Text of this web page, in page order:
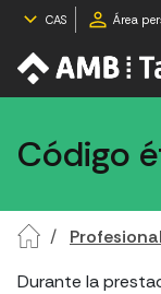
CAS Área
Código
Durante la